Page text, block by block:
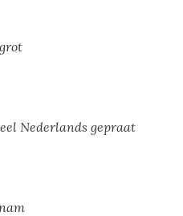
Nederlands gepraat